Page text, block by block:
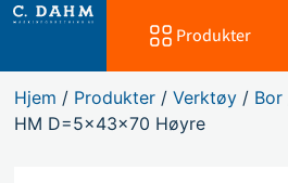
Produkter
Hjem / Produkter /Verktøy / Bor
HM D=5x43x70 Høyre